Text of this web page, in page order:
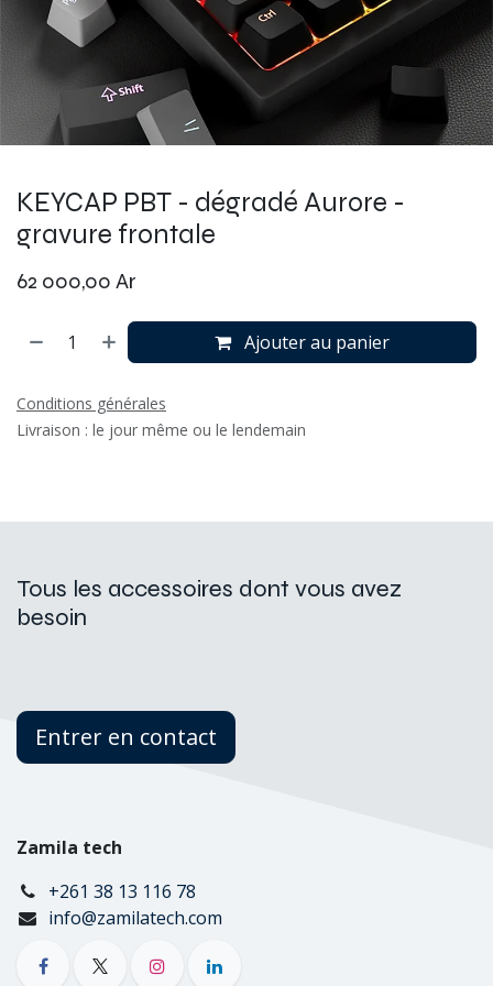
KEYCAP PBT - dégradé Aurore -
gravure frontale
62 000,00 Ar
Ajouter au panier
Conditions générales
Livraison : le jour même ou le lendemain
Tous les accessoires dont vous avez
besoin
Entrer en contact
Zamila tech
+261 38 13 116 78
info@zamilatech.com